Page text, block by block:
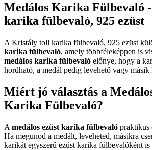
Medálos Karika Fülbevaló
karika fülbevaló, 925 ezüst
A Kristály toll karika fülbevaló, 925 ezüst
karika fülbevaló, amely többféleképpen is
medálos karika fülbevaló előnye, hogy a
hordható, a medál pedig levehető vagy másik
Miért jó választás a
Karika Fülbevaló?
A medálos ezüst karika fülbevaló praktikus
Ha megunod a medált, leveheted, másikra
karikát egyszerű ezüst karika fülbevalóként is